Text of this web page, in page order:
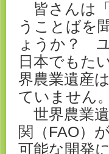
皆さんは
うことばを
ょうか？
日本でもた
界農業遺産
ていません。
世界農業
関（FAO）
可能な開発